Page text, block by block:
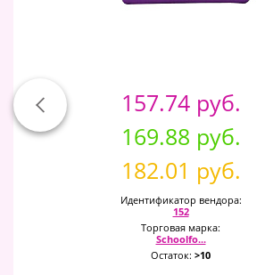
157.74 руб.
169.88 руб.
182.01 руб.
Идентификатор вендора:
152
Торговая марка:
Schoolfo...
Остаток: >10